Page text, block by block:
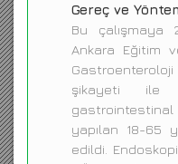
Gereç ve
Bu çalışmaya
Ankara Eğitim
şikayeti ile
yapılan 18-65
edildi.